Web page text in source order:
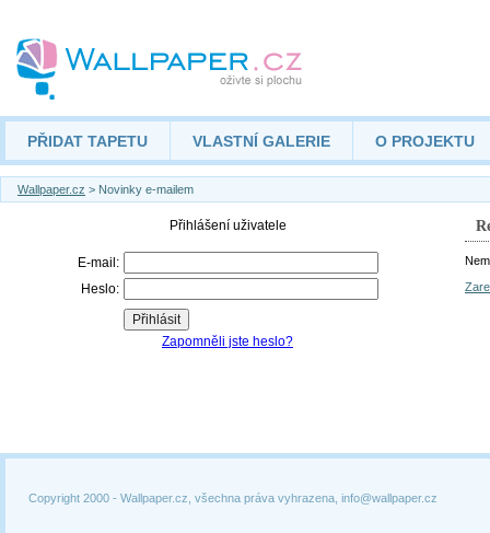
PŘIDAT TAPETU VLASTNÍ GALERIE O PROJEKTU
Wallpaper.cz > Novinky e-mailem
Copyright 2000 - Wallpaper.cz, všechna práva vyhrazena, info@wallpaper.cz